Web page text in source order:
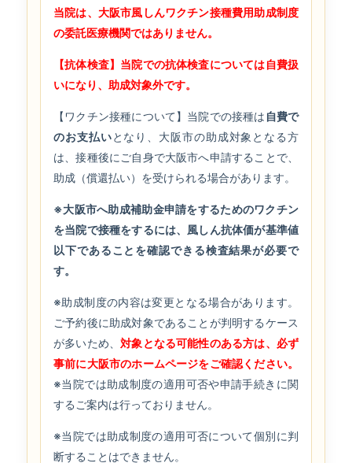
当院は、大阪市風しんワクチン接種費用助成制度
の委託医療機関ではありません。
【抗体検査】当院での抗体検査については自費扱
いになり、 助成対象外です。
【ワクチン接種について】 当院での接種は 自費で
のお支払いとなり、大阪市の助成対象となる方
は、接種後にご自身で大阪市へ申請することで、
助成（償還払い）を受けられる場合があります。
※大阪市へ助成補助金申請をするためのワクチン
を当院で接種をするには、風しん抗体価が基準値
以下であることを確認できる検査結果が必要で
す。
※助成制度の内容は変更となる場合があります。
ご予約後に助成対象であることが判明するケース
が多いため、対象となる可能性のある方は、必ず
事前に大阪市のホームページをご確認ください。
※当院では助成制度の適用可否や申請手続きに関
するご案内は行っておりません。
※当院では助成制度の適用可否について個別に判
断することはできません。